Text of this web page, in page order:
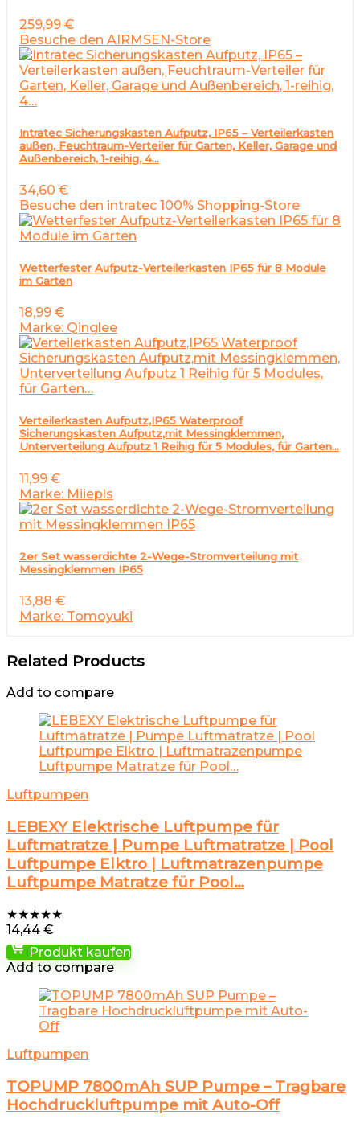
259,99 €
Besuche den AIRMSEN-Store
Intratec Sicherungskasten Aufputz, IP65 – Verteilerkasten
außen, Feuchtraum-Verteiler für Garten, Keller, Garage und
Außenbereich, 1-reihig, 4…
34,60 €
Besuche den intratec 100% Shopping-Store
Wetterfester Aufputz-Verteilerkasten IP65 für 8 Module
im Garten
18,99 €
Marke: Qinglee
Verteilerkasten Aufputz,IP65 Waterproof
Sicherungskasten Aufputz,mit Messingklemmen,
Unterverteilung Aufputz 1 Reihig für 5 Modules, für Garten…
11,99 €
Marke: Miiepls
2er Set wasserdichte 2-Wege-Stromverteilung mit
Messingklemmen IP65
13,88 €
Marke: Tomoyuki
Related Products
Add to compare
Luftpumpen
LEBEXY Elektrische Luftpumpe für
Luftmatratze | Pumpe Luftmatratze | Pool
Luftpumpe Elktro | Luftmatrazenpumpe
Luftpumpe Matratze für Pool…
★★★★★
14,44 €
Produkt kaufen
Add to compare
Luftpumpen
TOPUMP 7800mAh SUP Pumpe – Tragbare
Hochdruckluftpumpe mit Auto-Off